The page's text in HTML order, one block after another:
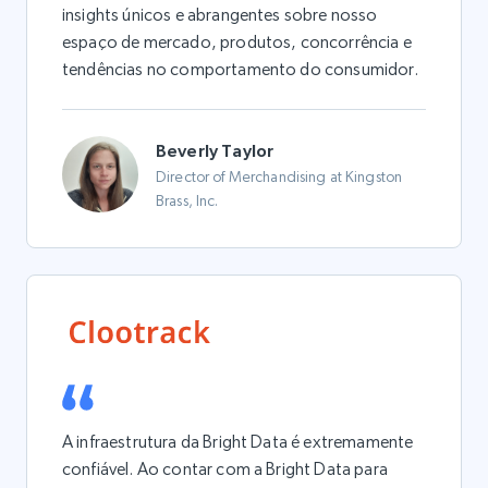
insights únicos e abrangentes sobre nosso
espaço de mercado, produtos, concorrência e
tendências no comportamento do consumidor.
Beverly Taylor
Director of Merchandising at Kingston
Brass, Inc.
A infraestrutura da Bright Data é extremamente
confiável. Ao contar com a Bright Data para